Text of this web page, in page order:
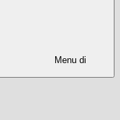
Menu di